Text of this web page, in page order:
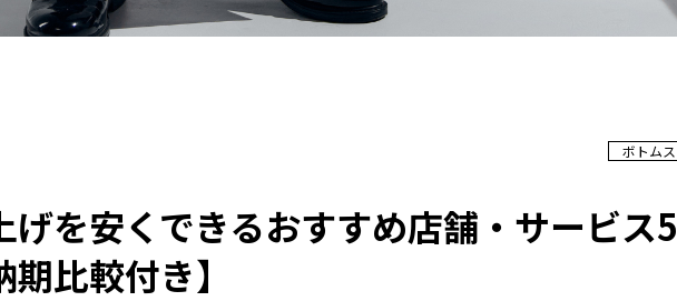
ボトムス
げを安くできるおすすめ店舗・サービス5
比較付き】